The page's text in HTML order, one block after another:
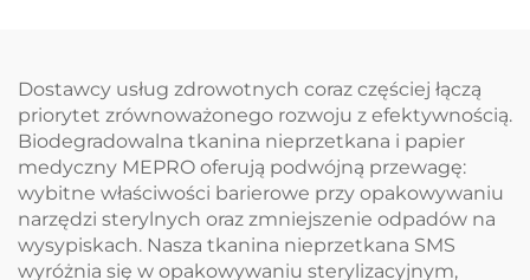
Dostawcy usług zdrowotnych coraz częściej łączą
priorytet zrównoważonego rozwoju z efektywnością.
Biodegradowalna tkanina nieprzetkana i papier
medyczny MEPRO oferują podwójną przewagę:
wybitne właściwości barierowe przy opakowywaniu
narzędzi sterylnych oraz zmniejszenie odpadów na
wysypiskach. Nasza tkanina nieprzetkana SMS
wyróżnia się w opakowywaniu sterylizacyjnym,